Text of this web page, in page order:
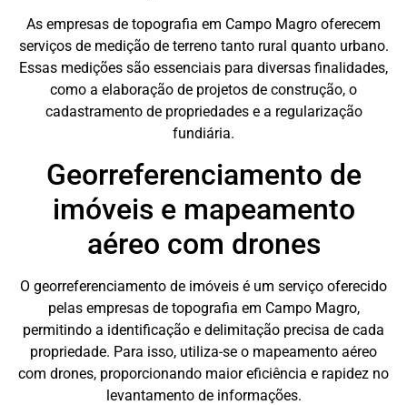
As empresas de topografia em Campo Magro oferecem
serviços de medição de terreno tanto rural quanto urbano.
Essas medições são essenciais para diversas finalidades,
como a elaboração de projetos de construção, o
cadastramento de propriedades e a regularização
fundiária.
Georreferenciamento de
imóveis e mapeamento
aéreo com drones
O georreferenciamento de imóveis é um serviço oferecido
pelas empresas de topografia em Campo Magro,
permitindo a identificação e delimitação precisa de cada
propriedade. Para isso, utiliza-se o mapeamento aéreo
com drones, proporcionando maior eficiência e rapidez no
levantamento de informações.